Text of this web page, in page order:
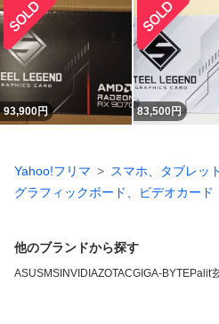
93,900円 83,500円
Yahoo!フリマ スマホ、タブレッ
グラフィックボード、ビデオカード
他のブランドから探す
ASUSMSI NVIDIAZOTACGIGA-BYTEPalit